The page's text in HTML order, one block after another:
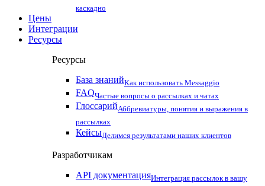
каскадно
Цены
Интеграции
Ресурсы
Ресурсы
База знанийКак использовать Messaggio
FAQЧастые вопросы о рассылках и чатах
ГлоссарийАббревиатуры, понятия и выражения в
рассылках
КейсыДелимся результатами наших клиентов
Разработчикам
API документацияИнтеграция рассылок в вашу